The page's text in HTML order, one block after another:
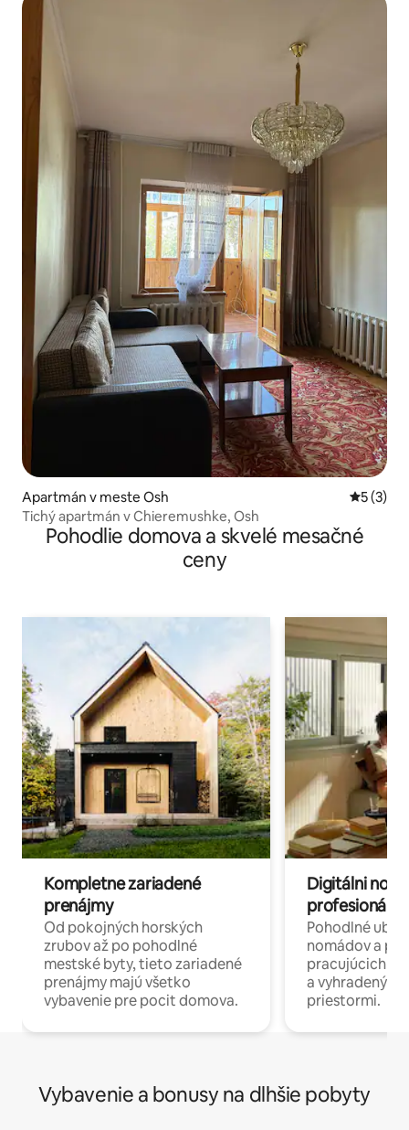
Apartmán v meste Osh
5 (3)
Tichý apartmán v Chieremushke, Osh
Pohodlie domova a skvelé mesačné
ceny
Kompletne zariadené
prenájmy
Od pokojných horských
zrubov až po pohodlné
mestské byty, tieto zariadené
prenájmy majú všetko
vybavenie pre pocit domova.
Digitálni
profesionáli
Pohodlné
nomádov a
pracujúcich
a
priestormi.
Vybavenie a bonusy na dlhšie pobyty